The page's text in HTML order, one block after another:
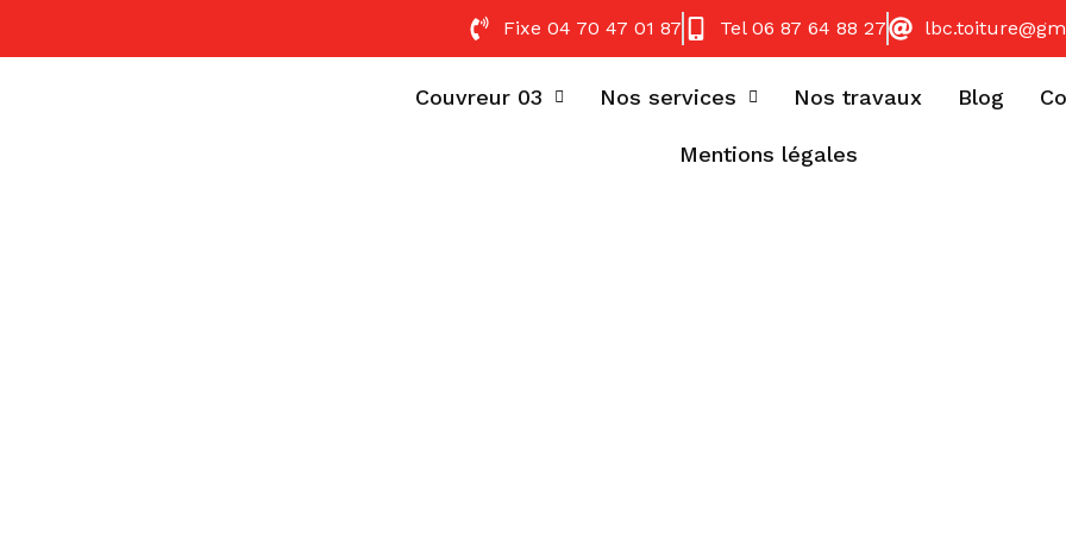
Fixe 04 70 47 01 87 Tel 06 87 64 88 27
Couvreur 03 Nos services Nos travaux Blog
Mentions légales